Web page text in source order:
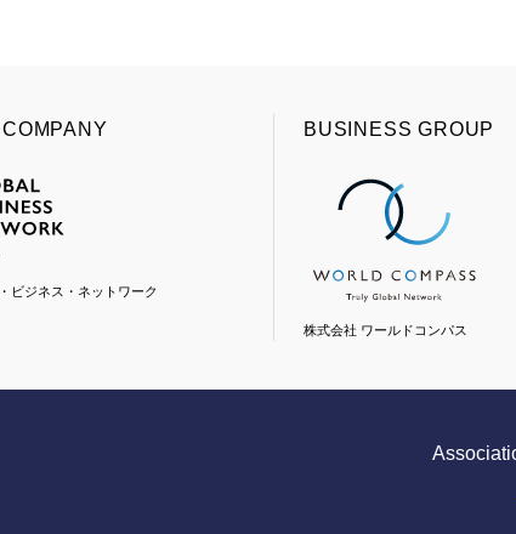
ビジネス・ネットワーク
BUSINESS GROUP
株式会社 ワールドコンパス